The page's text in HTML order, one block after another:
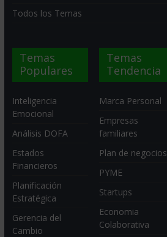
Todos los Temas
Temas
Populares
Inteligencia
Emocional
Análisis DOFA
Estados
Financieros
Planificación
Estratégica
Gerencia del
Cambio
Temas
Tendencia
Marca Personal
Empresas
familiares
Plan de negocios
PYME
Startups
Economia
Colaborativa